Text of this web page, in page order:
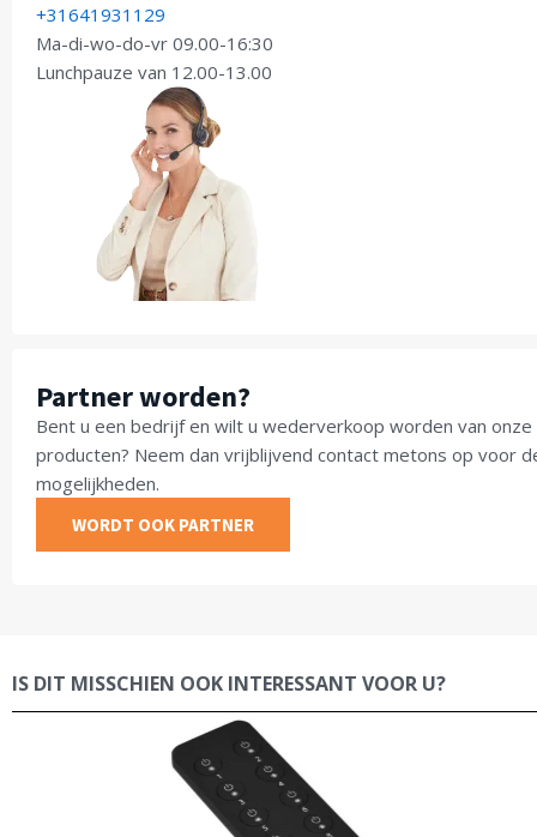
+31641931129
Ma-di-wo-do-vr 09.00-16:30
Lunchpauze van 12.00-13.00
Partner worden?
Bent u een bedrijf en wilt u wederverkoop worden van onze
producten? Neem dan vrijblijvend contact metons op voor
mogelijkheden.
WORDT OOK PARTNER
IS DIT MISSCHIEN OOK INTERESSANT VOOR U?